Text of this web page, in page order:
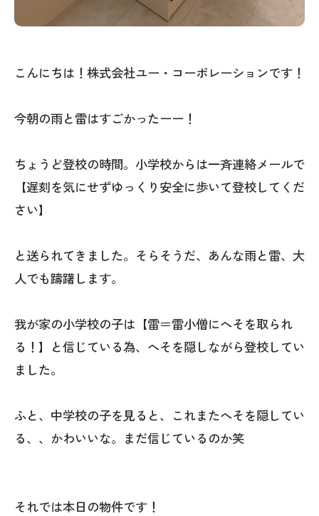
こんにちは！株式会社ユー・コーポレーションです！
今朝の雨と雷はすごかったーー！
ちょうど登校の時間。小学校からは一斉連絡メールで
【遅刻を気にせずゆっくり安全に歩いて登校してくだ
さい】
と送られてきました。そらそうだ、あんな雨と雷、大
人でも躊躇します。
我が家の小学校の子は【雷＝雷小僧にへそを取られ
る！】と信じている為、へそを隠しながら登校してい
ました。
ふと、中学校の子を見ると、これまたへそを隠してい
る、、かわいいな。まだ信じているのか笑
それでは本日の物件です！